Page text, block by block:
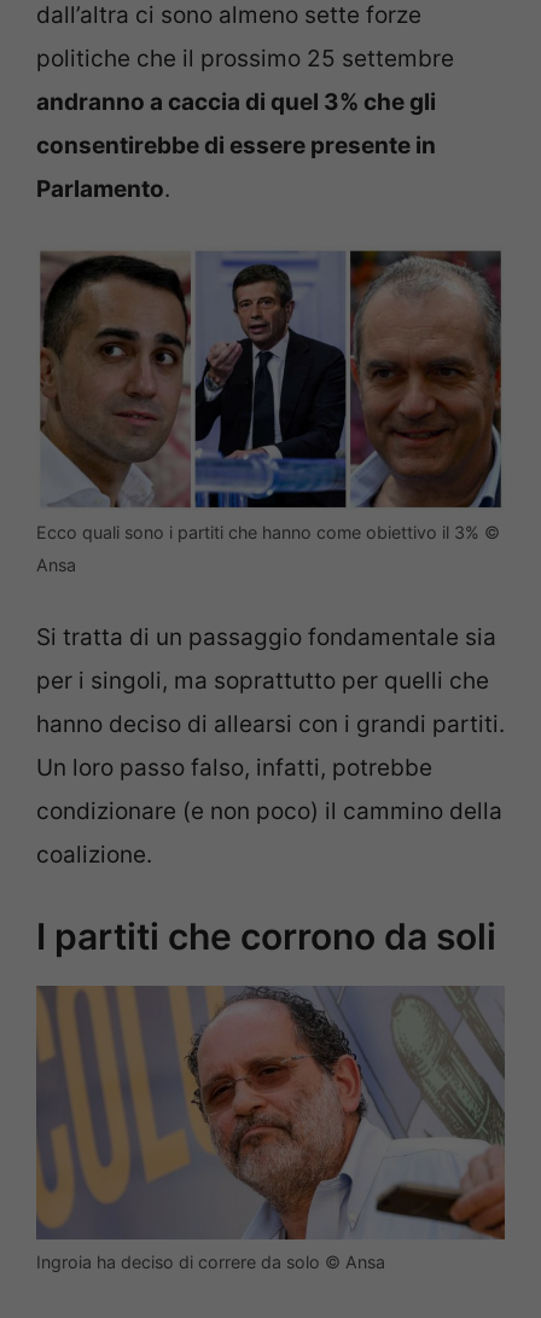
dall’altra ci sono almeno sette forze
politiche che il prossimo 25 settembre
andranno a caccia di quel 3% che gli
consentirebbe di essere presente in
Parlamento.
Ecco quali sono i partiti che hanno come obiettivo il 3% ©
Ansa
Si tratta di un passaggio fondamentale sia
per i singoli, ma soprattutto per quelli che
hanno deciso di allearsi con i grandi partiti.
Un loro passo falso, infatti, potrebbe
condizionare (e non poco) il cammino della
coalizione.
I partiti che corrono da soli
Ingroia ha deciso di correre da solo © Ansa